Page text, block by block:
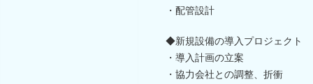
・配管設計
◆新規設備の導入プロジェクト
・導入計画の立案
・協力会社との調整、折衝